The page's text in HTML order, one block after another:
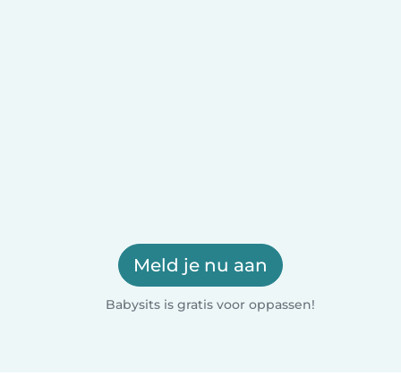
Meld je nu aan
Babysits is gratis voor oppassen!